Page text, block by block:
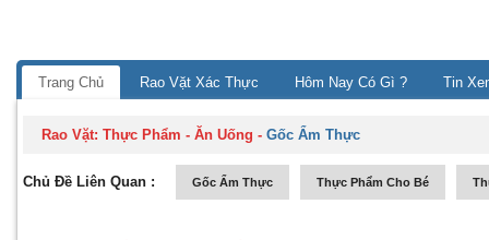
Trang Chủ Rao Vặt Xác Thực Hôm Nay Có Gì ? Tin
Rao Vặt:Thực Phẩm - Ăn Uống -Gốc Ẩm Thực
Chủ Đề Liên Quan : Gốc Ẩm Thực Thực Phẩm Cho Bé